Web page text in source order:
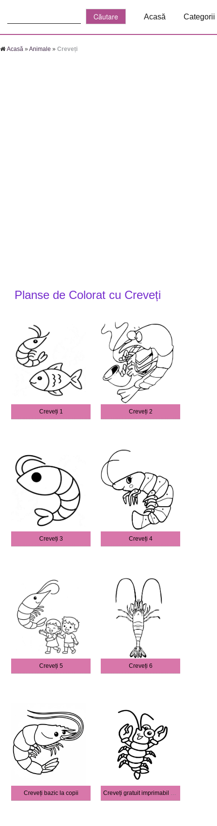
Acasă Categorii
Acasă »Animale » Creveți
Planse de Colorat cu Creveți
Creveți 1 Creveți 2
Creveți 3 Creveți 4
Creveți 5 Creveți 6
Creveți bazic la copii Creveți gratuit imprimabil simplu